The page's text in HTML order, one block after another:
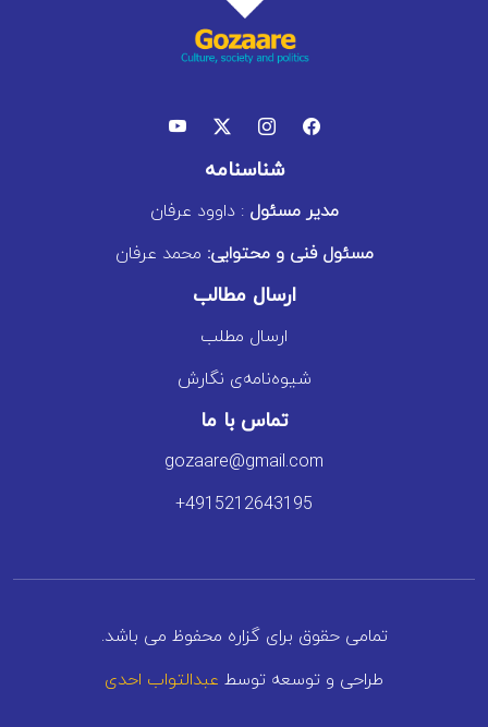
شناسنامه
مدیر مسئول: داوود عرفان
مسئول فنی و محتوایی: محمد عرفان
ارسال مطالب
ارسال مطلب
شیوه‌نامه‌ی نگارش
تماس با ما
gozaare@gmail.com
+4915212643195
تمامی حقوق برای گزاره محفوظ می باشد.
طراحی و توسعه توسط عبدالتواب احدی